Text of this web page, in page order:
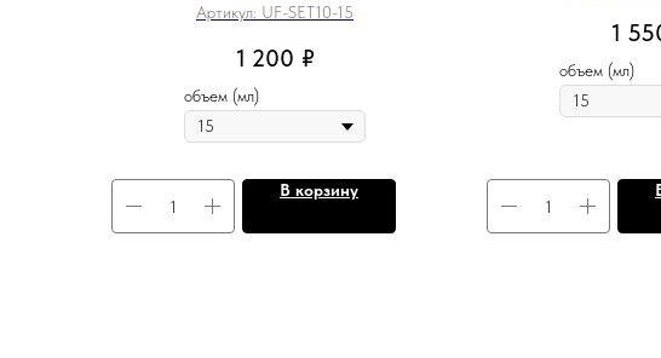
Артикул: UF-SET10-15
1 200 ₽
объем (мл)
В корзину
1
объем (мл)